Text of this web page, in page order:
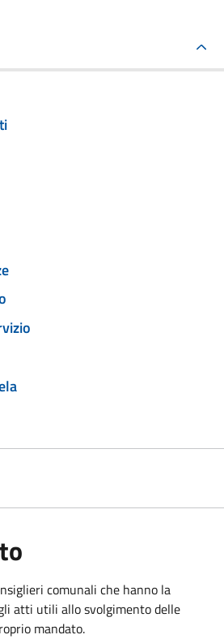
comunali che hanno la
atti utili allo svolgimento delle
mandato.